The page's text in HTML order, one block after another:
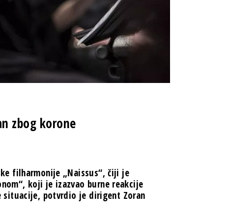
zbog korone
filharmonije „Naissus“, čiji je
koji je izazvao burne reakcije
situacije, potvrdio je dirigent Zoran